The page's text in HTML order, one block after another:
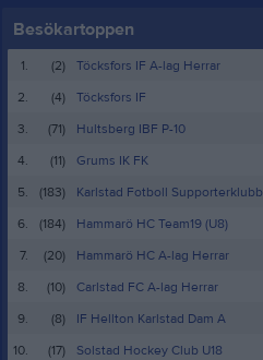
Besökartoppen
1. (2)
Töcksfors IF A-lag Herrar
2.
(4)
Töcksfors IF
3.
(71)
Hultsberg IBF P-10
4.
(11)
Grums IK FK
5.
(183)
Karlstad Fotboll Supporterklubb
6.
(184)
Hammarö HC Team19 (U8)
7.
(20)
Hammarö HC A-lag Herrar
8.
(10)
Carlstad FC A-lag Herrar
9.
(8)
IF Hellton Karlstad Dam A
10.
(17) Solstad Hockey Club U18